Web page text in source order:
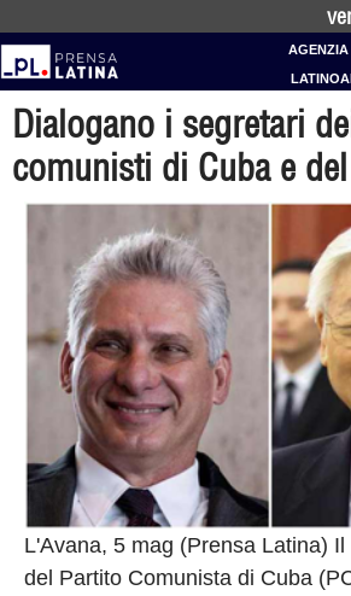
AGENZIA
Dialogano i segretari
comunisti di Cuba e
L'Avana, 5 mag (Prensa Latina)
del Partito Comunista di Cuba